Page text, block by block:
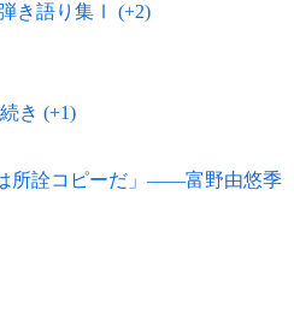
き語り集Ⅰ (+2)
き (+1)
所詮コピーだ」——富野由悠季